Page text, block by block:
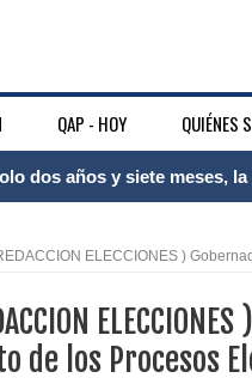
QAP - HOY QUIÉNES
Internacional
fortalece el Mecanismo
ELECCIONES )
de los Procesos